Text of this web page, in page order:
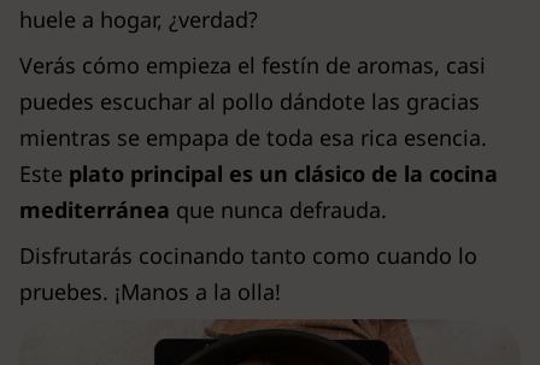
huele a hogar, ¿verdad?
Verás cómo empieza el festín de aromas, casi
puedes escuchar al pollo dándote las gracias
mientras se empapa de toda esa rica esencia.
Este plato principal es un clásico de la cocina
mediterránea que nunca defrauda.
Disfrutarás cocinando tanto como cuando lo
pruebes. ¡Manos a la olla!